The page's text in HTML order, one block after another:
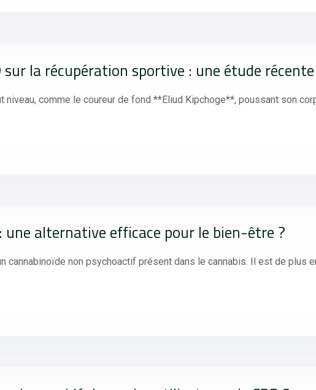
sur la récupération sportive : une étude récente
niveau, comme le coureur de fond **Eliud Kipchoge**, poussant son
une alternative efficace pour le bien-être ?
cannabinoïde non psychoactif présent dans le cannabis. Il est de plus